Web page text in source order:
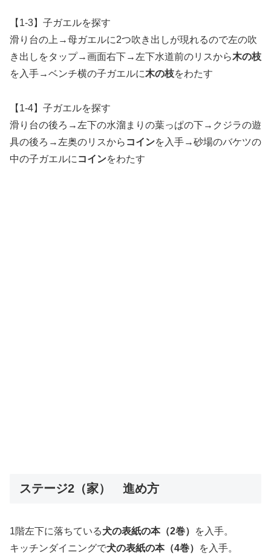
【1-3】子ガエルを探す
滑り台の上→母ガエルに2つ吹き出しが現れるので左の吹
き出しをタップ→画面右下→左下水道前のリスから木の枝
を入手→ベンチ横の子ガエルに木の枝をわたす
【1-4】子ガエルを探す
滑り台の後ろ→左下の水溜まりの葉っぱの下→クジラの遊
具の後ろ→左奥のリスから コインを入手→砂場のバケツの
中の子ガエルに コインをわたす
ステージ2（家） 進め方
1階左下に落ちている犬の表紙の本（2巻）
を入手。
キッチンダイニングで犬の表紙の本（4巻）
を入手。